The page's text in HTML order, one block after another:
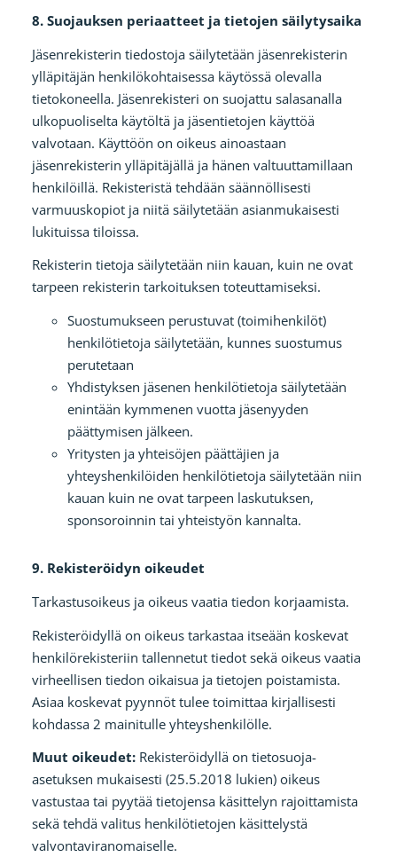
8. Suojauksen periaatteet ja tietojen säilytysaika
Jäsenrekisterin tiedostoja säilytetään jäsenrekisterin
ylläpitäjän henkilökohtaisessa käytössä olevalla
tietokoneella. Jäsenrekisteri on suojattu salasanalla
ulkopuoliselta käytöltä ja jäsentietojen käyttöä
valvotaan. Käyttöön on oikeus ainoastaan
jäsenrekisterin ylläpitäjällä ja hänen valtuuttamillaan
henkilöillä. Rekisteristä tehdään säännöllisesti
varmuuskopiot ja niitä säilytetään asianmukaisesti
lukituissa tiloissa.
Rekisterin tietoja säilytetään niin kauan, kuin ne ovat
tarpeen rekisterin tarkoituksen toteuttamiseksi.
Suostumukseen perustuvat (toimihenkilöt)
henkilötietoja säilytetään, kunnes suostumus
perutetaan
Yhdistyksen jäsenen henkilötietoja säilytetään
enintään kymmenen vuotta jäsenyyden
päättymisen jälkeen.
Yritysten ja yhteisöjen päättäjien ja
yhteyshenkilöiden henkilötietoja säilytetään niin
kauan kuin ne ovat tarpeen laskutuksen,
sponsoroinnin tai yhteistyön kannalta.
9. Rekisteröidyn oikeudet
Tarkastusoikeus ja oikeus vaatia tiedon korjaamista.
Rekisteröidyllä on oikeus tarkastaa itseään koskevat
henkilörekisteriin tallennetut tiedot sekä oikeus vaatia
virheellisen tiedon oikaisua ja tietojen poistamista.
Asiaa koskevat pyynnöt tulee toimittaa kirjallisesti
kohdassa 2 mainitulle yhteyshenkilölle.
Muut oikeudet:Rekisteröidyllä on tietosuoja-
asetuksen mukaisesti (25.5.2018 lukien) oikeus
vastustaa tai pyytää tietojensa käsittelyn rajoittamista
sekä tehdä valitus henkilötietojen käsittelystä
valvontaviranomaiselle.